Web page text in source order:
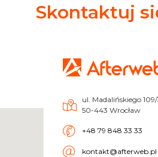
Skontaktuj
ul. Madalińskiego
50-443 Wrocław
+48 79 848 33 33
kontakt@afterweb.pl